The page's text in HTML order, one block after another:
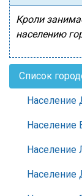
Кроли
населению
Список
Население
Население
Население
Население